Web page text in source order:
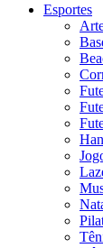
Esportes